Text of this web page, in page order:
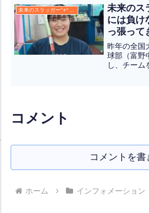
いました。
ード最速保
未来のス
には負け
っ張ってき
愛琉】
昨年の全国
球部（富野
し、チーム
コメント
コメントを書
ホーム インフォメーション